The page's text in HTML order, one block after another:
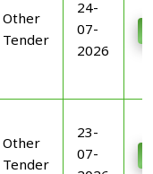
Other
Tender
24-
07-
2026
Other
Tender
23-
07-